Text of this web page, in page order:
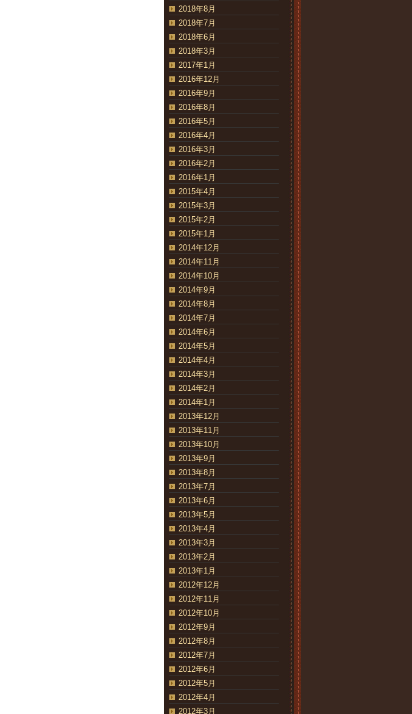
2018年8月
2018年7月
2018年6月
2018年3月
2017年1月
2016年12月
2016年9月
2016年8月
2016年5月
2016年4月
2016年3月
2016年2月
2016年1月
2015年4月
2015年3月
2015年2月
2015年1月
2014年12月
2014年11月
2014年10月
2014年9月
2014年8月
2014年7月
2014年6月
2014年5月
2014年4月
2014年3月
2014年2月
2014年1月
2013年12月
2013年11月
2013年10月
2013年9月
2013年8月
2013年7月
2013年6月
2013年5月
2013年4月
2013年3月
2013年2月
2013年1月
2012年12月
2012年11月
2012年10月
2012年9月
2012年8月
2012年7月
2012年6月
2012年5月
2012年4月
2012年3月